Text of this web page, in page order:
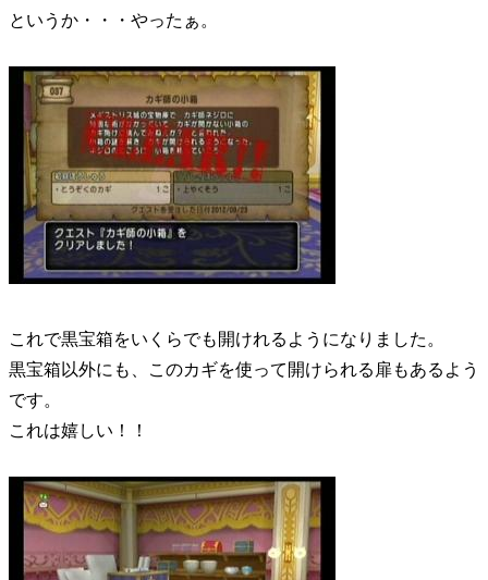
というか・・・やったぁ。
これで黒宝箱をいくらでも開けれるようになりました。
黒宝箱以外にも、このカギを使って開けられる扉もあるよう
です。
これは嬉しい！！